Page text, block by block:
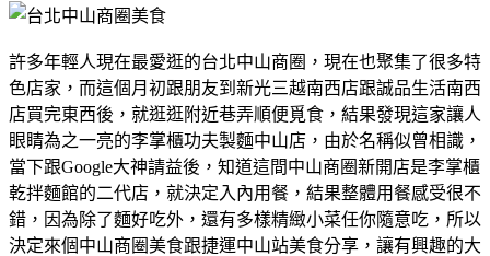
許多年輕人現在最愛逛的台北中山商圈，現在也聚集了很多特
色店家，而這個月初跟朋友到新光三越南西店跟誠品生活南西
店買完東西後，就逛逛附近巷弄順便覓食，結果發現這家讓人
眼睛為之一亮的李掌櫃功夫製麵中山店，由於名稱似曾相識，
當下跟Google大神請益後，知道這間中山商圈新開店是李掌櫃
乾拌麵館的二代店，就決定入內用餐，結果整體用餐感受很不
錯，因為除了麵好吃外，還有多樣精緻小菜任你隨意吃，所以
決定來個中山商圈美食跟捷運中山站美食分享，讓有興趣的大